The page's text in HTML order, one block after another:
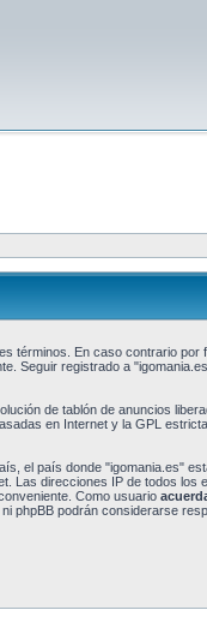
términos. En caso contrario por
Seguir registrado a
de tablón de anuncios
en Internet y la GPL
el país donde "igomania.es"
Las direcciones IP de todos los
Como usuario
phpBB podrán considerarse